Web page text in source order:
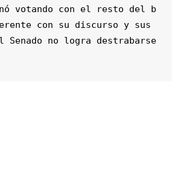
votando con el resto del b
con su discurso y sus
no logra destrabarse